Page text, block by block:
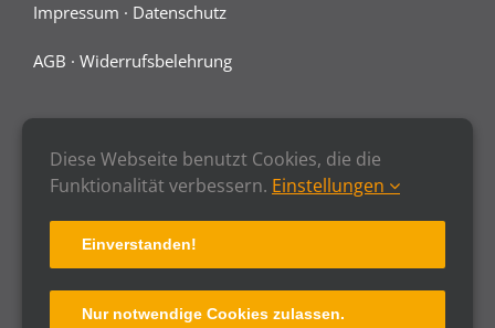
Impressum · Datenschutz
AGB · Widerrufsbelehrung
Diese Webseite benutzt Cookies, die die
Funktionalität verbessern. Einstellungen
Einverstanden!
Nur notwendige Cookies zulassen.